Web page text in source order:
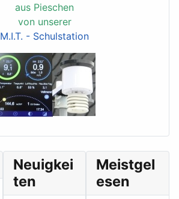
aus Pieschen
von unserer
M.I.T. - Schulstation
Neuigkei
ten
Meistgel
esen